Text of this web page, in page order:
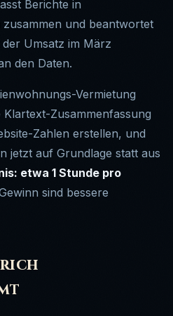
Berichte in
und beantwortet
Umsatz im März
den Daten.
Vermietung
Zusammenfassung
Zahlen erstellen, und
jetzt auf Grundlage statt aus
etwa 1 Stunde pro
sind bessere